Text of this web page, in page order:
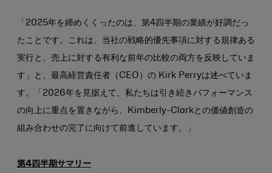
「2025年を締めくくったのは、第4四半期の業績が好調だっ
たことです。これは、当社の戦略的優先事項に対する規律ある
実行と、売上に対する有利な前年の比較の両方を反映していま
す」と、最高経営責任者（CEO）の Kirk Perryは述べていま
す。「2026年を見据えて、私たちは引き続きパフォーマンス
の向上に重点を置きながら、Kimberly-Clarkとの価値創造の
組み合わせの完了に向けて前進しています。」
第4四半期サマリー